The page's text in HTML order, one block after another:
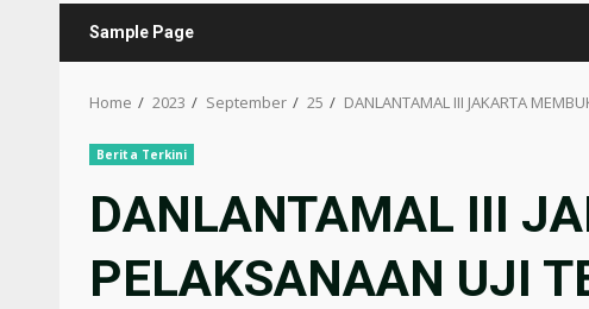
Sample Page
Home 2023 September 25 DANLANTAMAL III JAKARTA
Berita Terkini
DANLANTAMAL III
PELAKSANAAN UJI